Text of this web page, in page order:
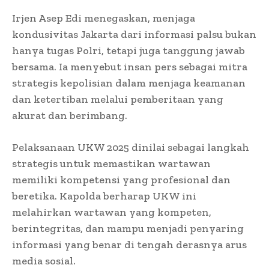
Irjen Asep Edi menegaskan, menjaga
kondusivitas Jakarta dari informasi palsu bukan
hanya tugas Polri, tetapi juga tanggung jawab
bersama. Ia menyebut insan pers sebagai mitra
strategis kepolisian dalam menjaga keamanan
dan ketertiban melalui pemberitaan yang
akurat dan berimbang.
Pelaksanaan UKW 2025 dinilai sebagai langkah
strategis untuk memastikan wartawan
memiliki kompetensi yang profesional dan
beretika. Kapolda berharap UKW ini
melahirkan wartawan yang kompeten,
berintegritas, dan mampu menjadi penyaring
informasi yang benar di tengah derasnya arus
media sosial.